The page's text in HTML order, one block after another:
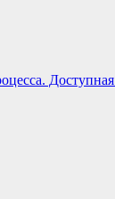
Доступная